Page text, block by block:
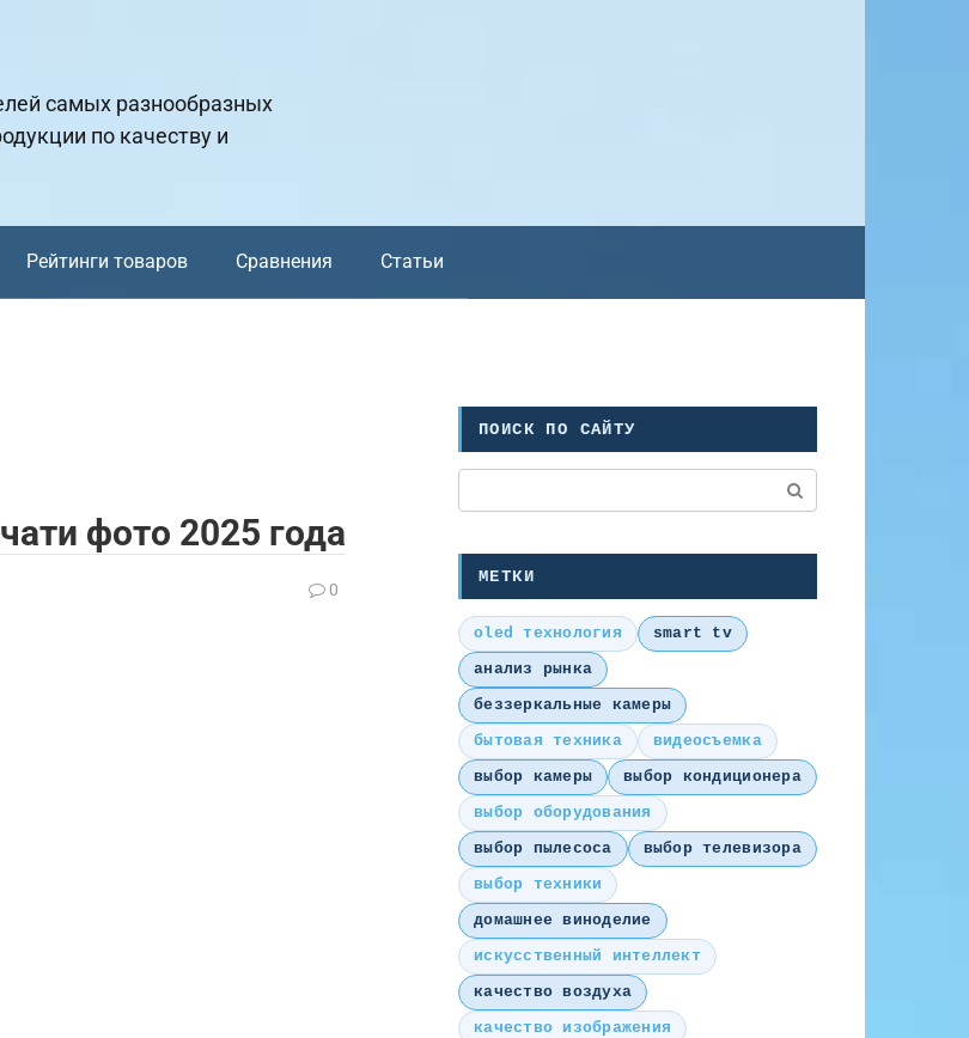
самых разнообразных
по качеству и
Рейтинги товаров Сравнения Статьи
фото 2025 года
0
ПОИСК ПО САЙТУ
МЕТКИ
oled технология
smart tv
анализ рынка
беззеркальные камеры
бытовая техника
видеосъемка
выбор камеры
выбор кондиционера
выбор оборудования
выбор пылесоса
выбор телевизора
выбор техники
домашнее виноделие
искусственный интеллект
качество воздуха
качество изображения